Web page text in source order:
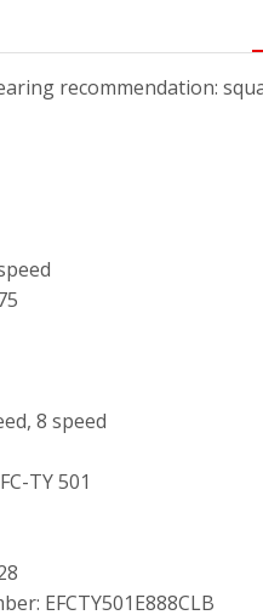
recommendation:
8 speed
TY 501
EFCTY501E888CLB